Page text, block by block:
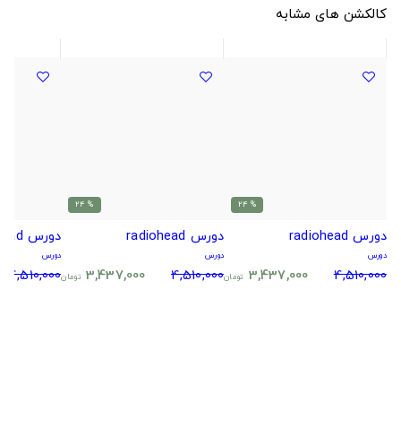
کالکشن های مشابه
% 24
دورس radiohead
دورس
4,510,000
3,437,000 تومان
% 24
دورس radiohead
دورس
4,510,000
3,437,000 تومان
دورس radiohead
دورس
4,510,000